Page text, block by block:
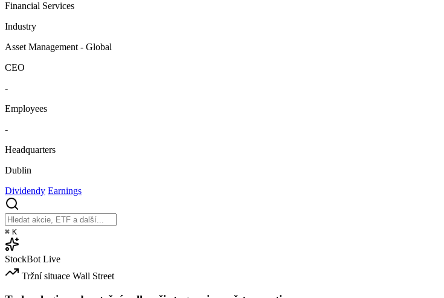
Financial Services
Industry
Asset Management - Global
CEO
-
Employees
-
Headquarters
Dublin
Dividendy Earnings
⌘ K
StockBot Live
Tržní situace Wall Street